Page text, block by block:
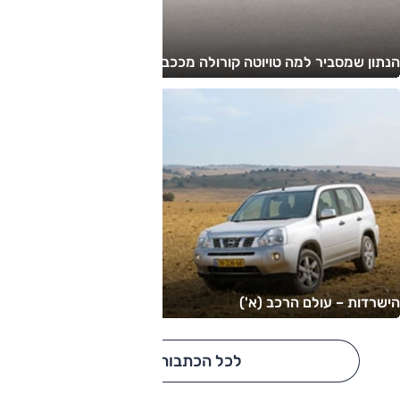
הנתון שמסביר למה טויוטה קורולה מככבת ביד שנייה
הישרדות – עולם הרכב (א')
לכל הכתבות